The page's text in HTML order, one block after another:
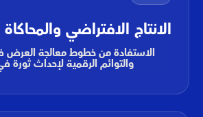
الانتاج الافتراضي والمحاكاة
الاستفادة من خطوط معالجة العرض
والتوائم الرقمية لإحداث ثورة